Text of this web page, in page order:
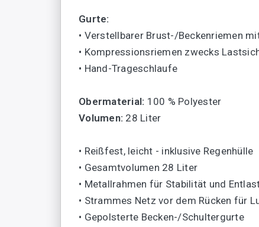
Gurte:
• Verstellbarer Brust-/Beckenriemen
• Kompressionsriemen zwecks
• Hand-Trageschlaufe
Obermaterial: 100 % Polyester
Volumen: 28 Liter
• Reißfest, leicht - inklusive Regenhülle
• Gesamtvolumen 28 Liter
• Metallrahmen für Stabilität und
• Strammes Netz vor dem Rücken für
• Gepolsterte Becken-/Schultergurte